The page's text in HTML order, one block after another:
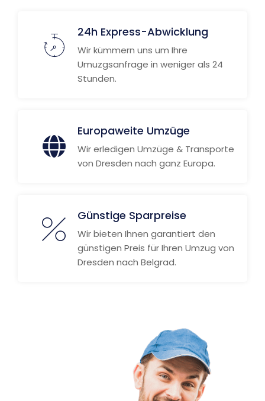
24h Express-Abwicklung
Wir kümmern uns um Ihre
Umuzgsanfrage in weniger als 24
Stunden.
Europaweite Umzüge
Wir erledigen Umzüge & Transporte
von Dresden nach ganz Europa.
Günstige Sparpreise
Wir bieten Ihnen garantiert den
günstigen Preis für Ihren Umzug von
Dresden nach Belgrad.